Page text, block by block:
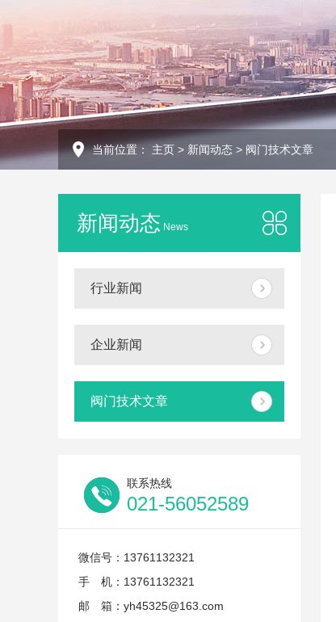
当前位置： 主页 > 新闻动态 > 阀门技术文章
新闻动态 News
行业新闻
企业新闻
阀门技术文章
联系热线
021-56052589
微信号：13761132321
手 机：13761132321
邮 箱：yh45325@163.com